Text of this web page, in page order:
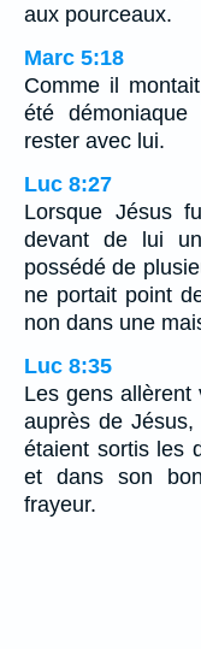
aux pourceaux.
Marc 5:18
Comme il
été
rester avec lui.
Luc 8:27
Lorsque Jésus
devant de lui
possédé de
ne portait point
non dans une
Luc 8:35
Les gens allèrent
auprès de
étaient sortis les
et dans son
frayeur.